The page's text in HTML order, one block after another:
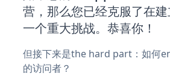
营，那么您已经克服了在
一个重大挑战。恭喜你！
但接下来是the hard part：如何
的访问者？